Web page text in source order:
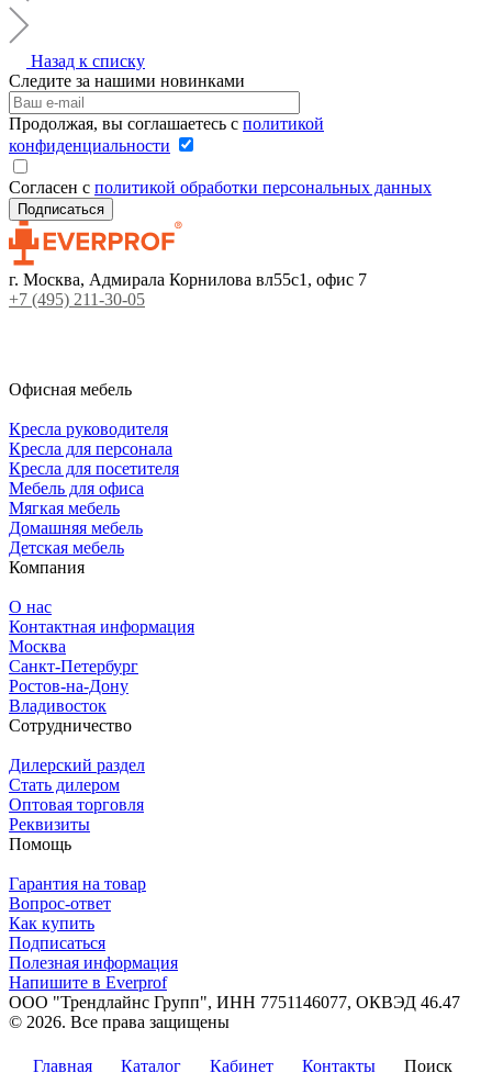
Назад к списку
Следите за нашими новинками
Продолжая, вы соглашаетесь с политикой
конфиденциальности
Согласен с политикой обработки персональных данных
г. Москва, Адмирала Корнилова вл55с1, офис 7
+7 (495) 211-30-05
Офисная мебель
Кресла руководителя
Кресла для персонала
Кресла для посетителя
Мебель для офиса
Мягкая мебель
Домашняя мебель
Детская мебель
Компания
О нас
Контактная информация
Москва
Санкт-Петербург
Ростов-на-Дону
Владивосток
Сотрудничество
Дилерский раздел
Стать дилером
Оптовая торговля
Реквизиты
Помощь
Гарантия на товар
Вопрос-ответ
Как купить
Подписаться
Полезная информация
Напишите в Everprof
ООО "Трендлайнс Групп", ИНН 7751146077, ОКВЭД 46.47
© 2026. Все права защищены
Главная
Каталог Кабинет Контакты Поиск